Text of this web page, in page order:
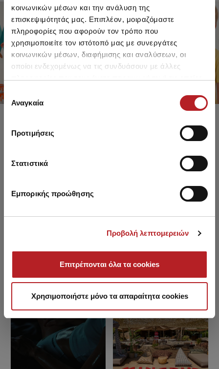
κοινωνικών μέσων και την ανάλυση της
επισκεψιμότητάς μας. Επιπλέον, μοιραζόμαστε
πληροφορίες που αφορούν τον τρόπο που
χρησιμοποιείτε τον ιστότοπό μας με συνεργάτες
κοινωνικών μέσων, διαφήμισης και αναλύσεων, οι
οποίοι ενδεχομένως να τις συνδυάσουν με άλλες
των υπηρεσιών τους.
Επιλογή
συγκατάθεσης
Αναγκαία
Προτιμήσεις
Στατιστικά
Εμπορικής προώθησης
Προβολή λεπτομερειών
Επιτρέπονται όλα τα cookies
Χρησιμοποιήστε μόνο τα απαραίτητα cookies
FOR GIRLS
UP TO -30%
SHOP SALE
FOR BOYS
UP TO -30%
SHOP SALE
Minerva Blog